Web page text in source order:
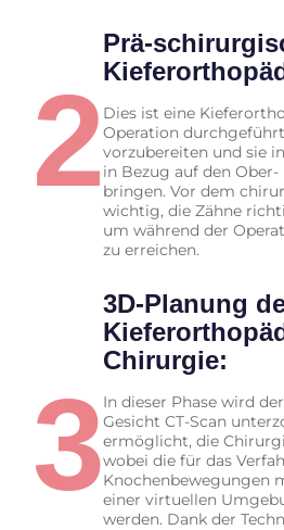
2
Prä-
Dies ist eine
Operation
vorzubereiten und sie
in Bezug auf den
bringen. Vor dem
wichtig, die Zähne
um während der
zu erreichen.
3
3D-Planung
Chirurgie:
In dieser Phase wird
Gesicht CT-Scan
ermöglicht, die
wobei die für das
Knochenbewegungen
einer virtuellen
werden. Dank der